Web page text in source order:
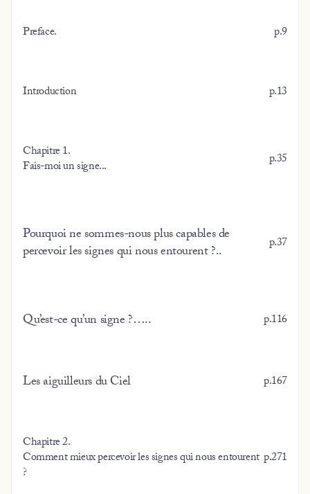
Preface. p.9
Introduction p.13
Chapitre 1.
Fais-moi un signe...
p.35
Pourquoi ne sommes-nous plus capables de
percevoir les signes qui nous entourent ?..
p.37
Qu’est-ce qu’un signe ?….. p.116
Les aiguilleurs du Ciel p.167
Chapitre 2.
Comment mieux percevoir les signes qui nous entourent
?
p.271